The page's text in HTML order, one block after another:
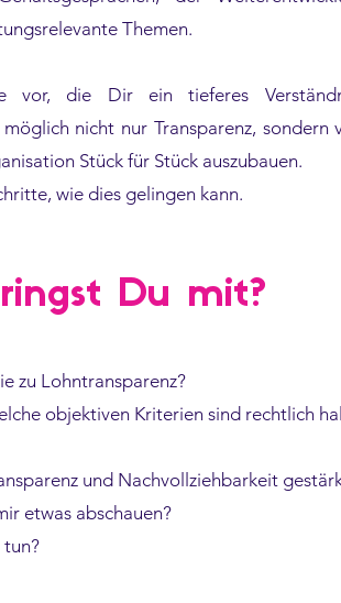
Themen.
vor, die Dir ein tieferes
nicht nur Transparenz, sondern
Stück für Stück auszubauen.
wie dies gelingen kann.
Du mit?
zu Lohntransparenz?
objektiven Kriterien sind rechtlich
und Nachvollziehbarkeit
etwas abschauen?
tun?